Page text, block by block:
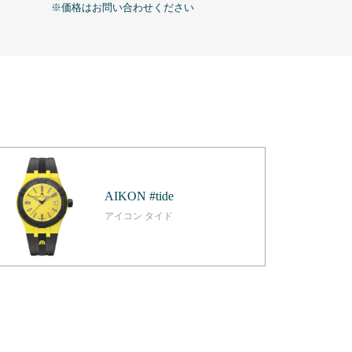
※価格はお問い合わせください
AIKON #tide
アイコン タイド